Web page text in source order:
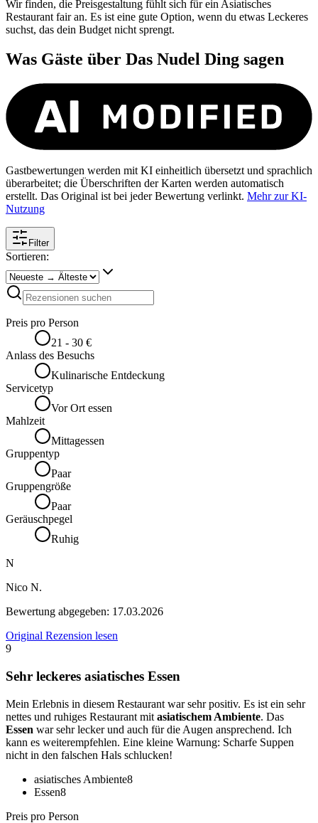
Wir finden, die Preisgestaltung fühlt sich für ein Asiatisches
Restaurant fair an. Es ist eine gute Option, wenn du etwas Leckeres
suchst, das dein Budget nicht sprengt.
Was Gäste über Das Nudel Ding sagen
Gastbewertungen werden mit KI einheitlich übersetzt und sprachlich
überarbeitet; die Überschriften der Karten werden automatisch
erstellt. Das Original ist bei jeder Bewertung verlinkt. Mehr zur KI-
Nutzung
Filter
Sortieren:
Preis pro Person
21 - 30 €
Anlass des Besuchs
Kulinarische Entdeckung
Servicetyp
Vor Ort essen
Mahlzeit
Mittagessen
Gruppentyp
Paar
Gruppengröße
Paar
Geräuschpegel
Ruhig
N
Nico N.
Bewertung abgegeben: 17.03.2026
Original Rezension lesen
9
Sehr leckeres asiatisches Essen
Mein Erlebnis in diesem Restaurant war sehr positiv. Es ist ein sehr
nettes und ruhiges Restaurant mit asiatischem Ambiente. Das
Essen war sehr lecker und auch für die Augen ansprechend. Ich
kann es weiterempfehlen. Eine kleine Warnung: Scharfe Suppen
nicht in den falschen Hals schlucken!
asiatisches Ambiente8
Essen8
Preis pro Person